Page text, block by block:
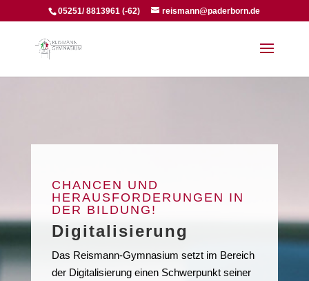
05251/ 8813961 (-62) reismann@paderborn.de
CHANCEN UND
HERAUSFORDERUNGEN IN
DER BILDUNG!
Digitalisierung
Das Reismann-Gymnasium setzt im Bereich
der Digitalisierung einen Schwerpunkt seiner